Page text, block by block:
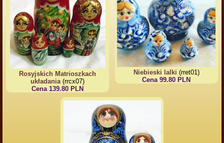
Rosyjskich Matrioszkach
układania(rrcx07)
Cena 139.80 PLN
Niebieski lalki (rret01)
Cena 99.80 PLN